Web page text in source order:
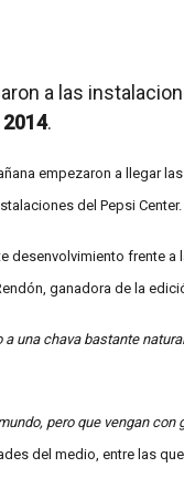
a las
.
empezaron a llegar
del Pepsi Center.
desenvolvimiento frente
ganadora de la
una chava bastante
pero que vengan con
del medio, entre las